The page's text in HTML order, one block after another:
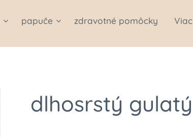
papuče zdravotné pomôcky Viac
dlhosrstý gulatý